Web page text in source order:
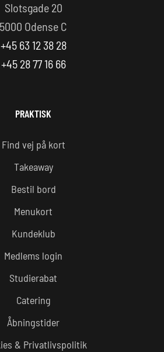
Slotsgade 20
5000 Odense C
+45 63 12 38 28
+45 28 77 16 66
PRAKTISK
Find vej på kort
Takeaway
Bestil bord
Menukort
Kundeklub
Medlems login
Studierabat
Catering
Åbningstider
& Privatlivspolitik